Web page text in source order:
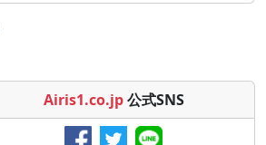
Airis1.co.jp 公式SNS